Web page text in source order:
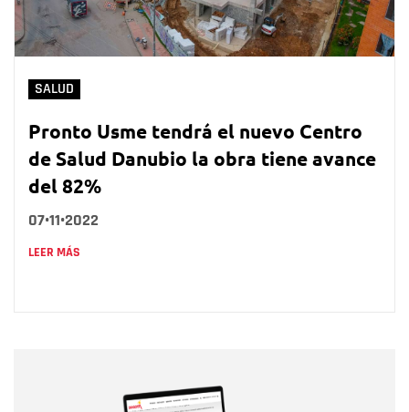
SALUD
Pronto Usme tendrá el nuevo Centro
de Salud Danubio la obra tiene avance
del 82%
07•11•2022
LEER MÁS